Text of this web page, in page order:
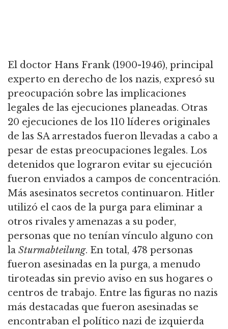
El doctor Hans Frank (1900-1946), principal
experto en derecho de los nazis, expresó su
preocupación sobre las implicaciones
legales de las ejecuciones planeadas. Otras
20 ejecuciones de los 110 líderes originales
de las SA arrestados fueron llevadas a cabo a
pesar de estas preocupaciones legales. Los
detenidos que lograron evitar su ejecución
fueron enviados a campos de concentración.
Más asesinatos secretos continuaron. Hitler
utilizó el caos de la purga para eliminar a
otros rivales y amenazas a su poder,
personas que no tenían vínculo alguno con
la Sturmabteilung. En total, 478 personas
fueron asesinadas en la purga, a menudo
tiroteadas sin previo aviso en sus hogares o
centros de trabajo. Entre las figuras no nazis
más destacadas que fueron asesinadas se
encontraban el político nazi de izquierda